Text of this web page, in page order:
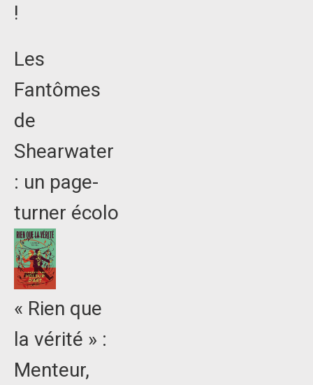
!
Les
Fantômes
de
Shearwater
: un page-
turner écolo
« Rien que
la vérité » :
Menteur,